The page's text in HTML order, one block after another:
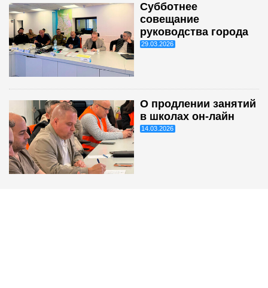
Субботнее
совещание
руководства города
29.03.2026
О продлении занятий
в школах он-лайн
14.03.2026